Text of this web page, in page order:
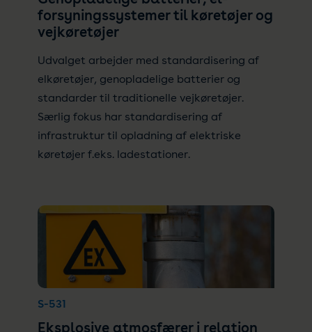
forsyningssystemer til køretøjer og
vejkøretøjer
Udvalget arbejder med standardisering af
elkøretøjer, genopladelige batterier og
standarder til traditionelle vejkøretøjer.
Særlig fokus har standardisering af
infrastruktur til opladning af elektriske
køretøjer f.eks. ladestationer.
S-531
Eksplosive atmosfærer i relation